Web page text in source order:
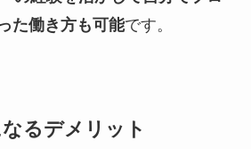
た働き方も可能です。
るデメリット